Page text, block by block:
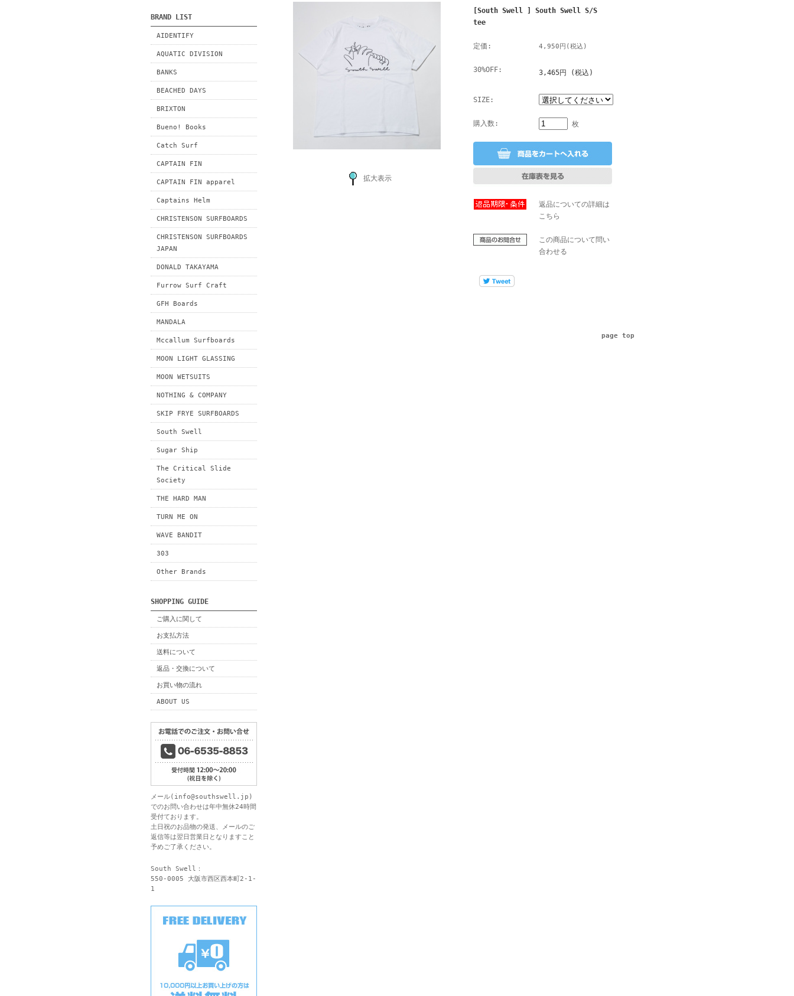
BRAND LIST
AIDENTIFY
AQUATIC DIVISION
BANKS
BEACHED DAYS
BRIXTON
Bueno! Books
Catch Surf
CAPTAIN FIN
CAPTAIN FIN apparel
Captains Helm
CHRISTENSON SURFBOARDS
CHRISTENSON SURFBOARDS
JAPAN
DONALD TAKAYAMA
Furrow Surf Craft
GFH Boards
MANDALA
Mccallum Surfboards
MOON LIGHT GLASSING
MOON WETSUITS
NOTHING & COMPANY
SKIP FRYE SURFBOARDS
South Swell
Sugar Ship
The Critical Slide
Society
THE HARD MAN
TURN ME ON
WAVE BANDIT
303
Other Brands
SHOPPING GUIDE
ご購入に関して
お支払方法
送料について
返品・交換について
お買い物の流れ
ABOUT US
メール( info@southswell.jp )
でのお問い合わせは年中無休24時間
受付ております。
土日祝のお品物の発送、メールのご
返信等は翌日営業日となりますこと
予めご了承ください。
South Swell：
550-0005 大阪市西区西本町2-1-
1
拡大表示
[South Swell ] South Swell S/S
tee
定価: 4,950円(税込)
30%OFF: 3,465円 (税込)
SIZE:
購入数: 枚
返品についての詳細は
こちら
この商品について問い
合わせる
page top